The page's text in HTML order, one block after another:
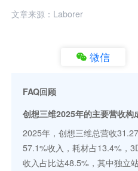
文章来源：Laborer
微信
FAQ回顾
创想三维2025年的主要营收构
2025年，创想三维总营收
57.1%收入，耗材占13.4%，
收入占比达48.5%，其中独立